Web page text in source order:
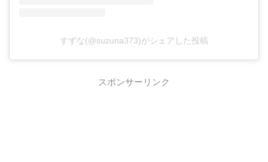
すずな(@suzuna373)がシェアした投稿
スポンサーリンク